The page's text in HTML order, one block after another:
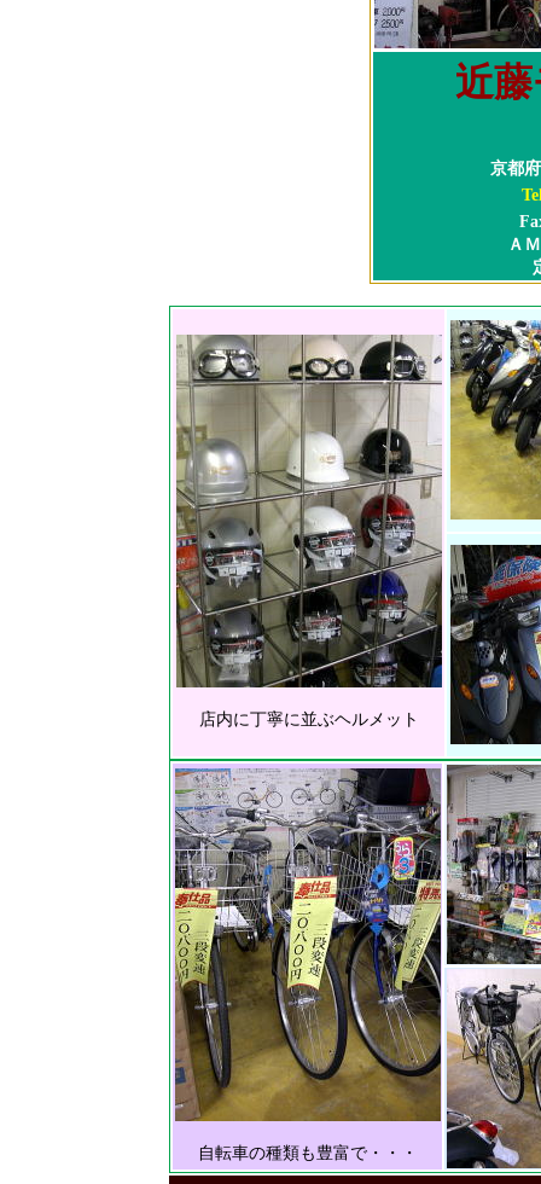
近
京都
Ａ
店内に丁寧に並ぶヘルメット
自転車の種類も豊富で・・・